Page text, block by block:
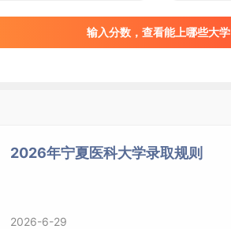
输入分数，查看能上哪些大学
2026年宁夏医科大学录取规则
2026-6-29